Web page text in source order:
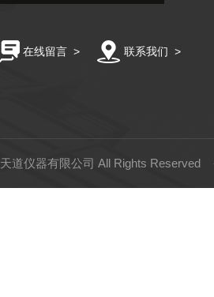
在线留言 > 联系我们 >
道仪器有限公司 All Rights Reserved